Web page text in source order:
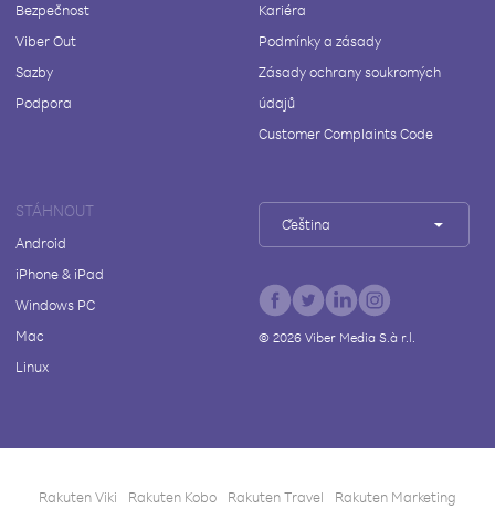
Bezpečnost
Viber Out
Sazby
Podpora
Kariéra
Podmínky a zásady
Zásady ochrany soukromých
údajů
Customer Complaints Code
STÁHNOUT
Android
iPhone & iPad
Windows PC
Mac
Linux
Čeština
© 2026Viber Media S.à r.l.
Rakuten Viki Rakuten Kobo Rakuten Travel Rakuten Marketing